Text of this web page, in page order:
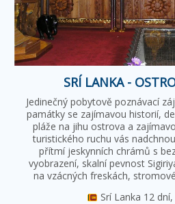
SRÍ LANKA -
Jedinečný pobytově poznávací
památky se zajímavou historií,
pláže na jihu ostrova a
turistického ruchu vás
přítmí jeskynních chrámů s
vyobrazení, skalní pevnost
na vzácných freskách,
Srí Lanka 12 dní,